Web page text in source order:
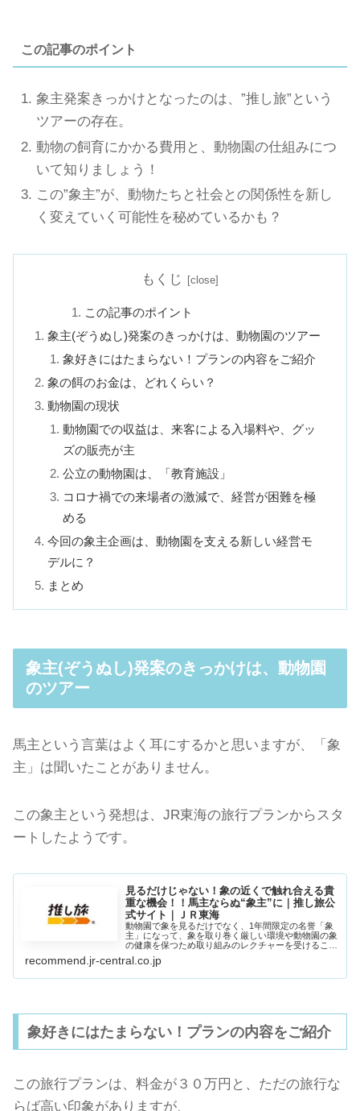
この記事のポイント
象主発案きっかけとなったのは、”推し旅”という
ツアーの存在。
動物の飼育にかかる費用と、動物園の仕組みにつ
いて知りましょう！
この”象主”が、動物たちと社会との関係性を新し
く変えていく可能性を秘めているかも？
もくじ
この記事のポイント
象主(ぞうぬし)発案のきっかけは、動物園のツアー
象好きにはたまらない！プランの内容をご紹介
象の餌のお金は、どれくらい？
動物園の現状
動物園での収益は、来客による入場料や、グッ
ズの販売が主
公立の動物園は、「教育施設」
コロナ禍での来場者の激減で、経営が困難を極
める
今回の象主企画は、動物園を支える新しい経営モ
デルに？
まとめ
象主(ぞうぬし)発案のきっかけは、動物園
のツアー
馬主という言葉はよく耳にするかと思いますが、「象
主」は聞いたことがありません。
この象主という発想は、JR東海の旅行プランからスタ
ートしたようです。
見るだけじゃない！象の近くで触れ合える貴
重な機会！！馬主ならぬ“象主”に｜推し旅公
式サイト｜ＪＲ東海
動物園で象を見るだけでなく、1年間限定の名誉「象
主」になって、象を取り巻く厳しい環境や動物園の象
の健康を保つため取り組みのレクチャーを受けること
ができます｜ＪＲ東海
recommend.jr-central.co.jp
象好きにはたまらない！プランの内容をご紹介
この旅行プランは、料金が３０万円と、ただの旅行な
らば高い印象がありますが、